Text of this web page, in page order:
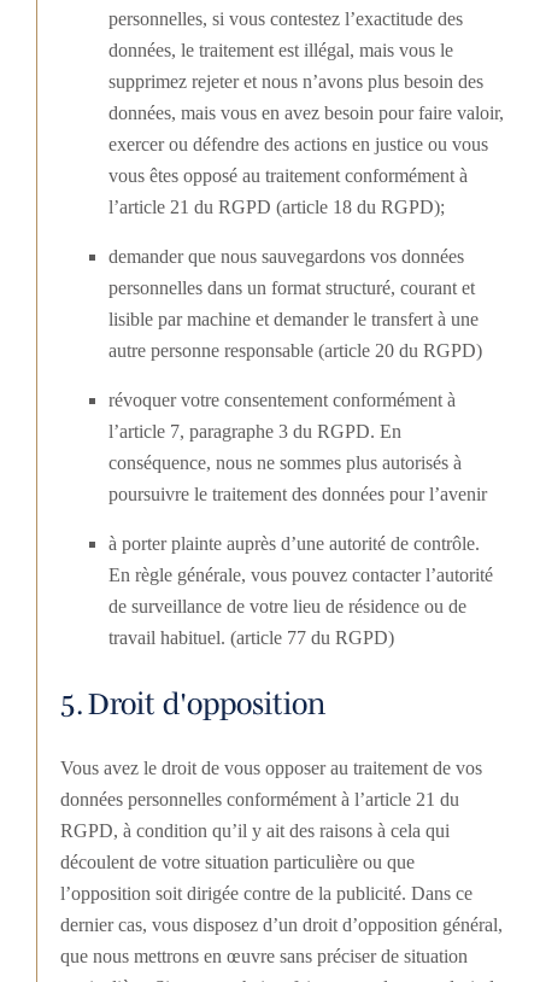
personnelles, si vous contestez l’exactitude des
données, le traitement est illégal, mais vous le
supprimez rejeter et nous n’avons plus besoin des
données, mais vous en avez besoin pour faire valoir,
exercer ou défendre des actions en justice ou vous
vous êtes opposé au traitement conformément à
l’article 21 du RGPD (article 18 du RGPD);
demander que nous sauvegardons vos données
personnelles dans un format structuré, courant et
lisible par machine et demander le transfert à une
autre personne responsable (article 20 du RGPD)
révoquer votre consentement conformément à
l’article 7, paragraphe 3 du RGPD. En
conséquence, nous ne sommes plus autorisés à
poursuivre le traitement des données pour l’avenir
à porter plainte auprès d’une autorité de contrôle.
En règle générale, vous pouvez contacter l’autorité
de surveillance de votre lieu de résidence ou de
travail habituel. (article 77 du RGPD)
5. Droit d'opposition
Vous avez le droit de vous opposer au traitement de vos
données personnelles conformément à l’article 21 du
RGPD, à condition qu’il y ait des raisons à cela qui
découlent de votre situation particulière ou que
l’opposition soit dirigée contre de la publicité. Dans ce
dernier cas, vous disposez d’un droit d’opposition général,
que nous mettrons en œuvre sans préciser de situation